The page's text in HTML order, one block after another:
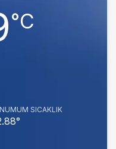
‎°C
SICAKLIK